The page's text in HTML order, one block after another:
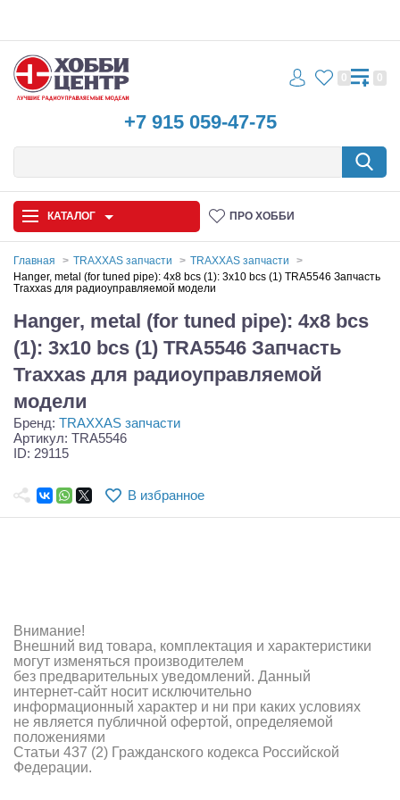
+7 915 059-47-75
0 0
КАТАЛОГ ПРО ХОББИ
Автомодели
Запчасти и аксессуары
Игрушки
Самолеты
Квадрокоптеры
Конструкторы
Зарядные устройства и блоки питания
Двигатели
Технические жидкости
Инструмент,измерительные приборы,расходники
Главная TRAXXAS запчасти
TRAXXAS запчасти
Hanger, metal (for tuned pipe): 4x8 bcs (1): 3x10 bcs (1) TRA5546 Запчасть
Traxxas для радиоуправляемой модели
Hanger, metal (for tuned pipe): 4x8 bcs
(1): 3x10 bcs (1) TRA5546 Запчасть
Traxxas для радиоуправляемой
модели
Бренд: TRAXXAS запчасти
Артикул: TRA5546
ID: 29115
В избранное
Внимание!
Внешний вид товара, комплектация и характеристики
могут изменяться производителем
без предварительных уведомлений. Данный
интернет-сайт носит исключительно
информационный характер и ни при каких условиях
не является публичной офертой, определяемой
положениями
Статьи 437 (2) Гражданского кодекса Российской
Федерации.